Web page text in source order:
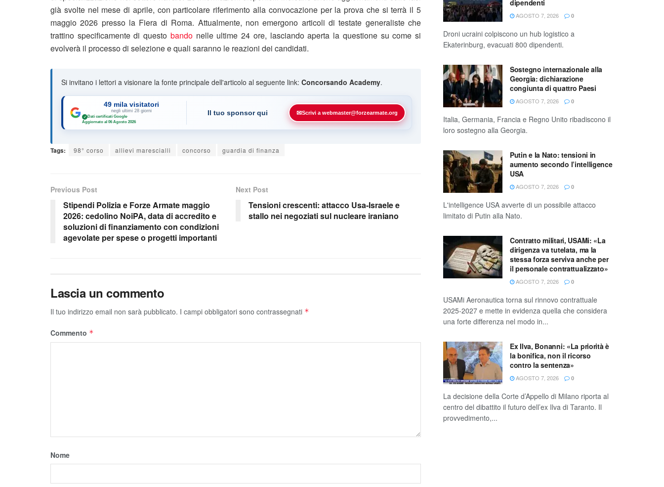
già svolte nel mese di aprile, con particolare riferimento alla convocazione per la prova che si terrà il 5
maggio 2026 presso la Fiera di Roma. Attualmente, non emergono articoli di testate generaliste che
trattino specificamente di questo bandonelle ultime 24 ore, lasciando aperta la questione su come si
evolverà il processo di selezione e quali saranno le reazioni dei candidati.
Si invitano i lettori a visionare la fonte principale dell'articolo al seguente link: Concorsando Academy.
49 mila visitatori
negli ultimi 28 giorni
✓ Dati certificati Google·
Aggiornato al 06 Agosto 2026
Il tuo sponsor qui ✉Scrivi a webmaster@forzearmate.org
Tags: 98° corso allievi marescialli concorso guardia di finanza
Previous Post
Stipendi Polizia e Forze Armate maggio
2026: cedolino NoiPA, data di accredito e
soluzioni di finanziamento con condizioni
agevolate per spese o progetti importanti
Next Post
Tensioni crescenti: attacco Usa-Israele e
stallo nei negoziati sul nucleare iraniano
Lascia un commento
Il tuo indirizzo email non sarà pubblicato. I campi obbligatori sono contrassegnati *
Commento *
Nome
dipendenti
AGOSTO 7, 2026 0
Droni ucraini colpiscono un hub logistico a
Ekaterinburg, evacuati 800 dipendenti.
Sostegno internazionale alla
Georgia: dichiarazione
congiunta di quattro Paesi
AGOSTO 7, 2026 0
Italia, Germania, Francia e Regno Unito ribadiscono il
loro sostegno alla Georgia.
Putin e la Nato: tensioni in
aumento secondo l’intelligence
USA
AGOSTO 7, 2026 0
L'intelligence USA avverte di un possibile attacco
limitato di Putin alla Nato.
Contratto militari, USAMi: «La
dirigenza va tutelata, ma la
stessa forza serviva anche per
il personale contrattualizzato»
AGOSTO 7, 2026 0
USAMi Aeronautica torna sul rinnovo contrattuale
2025-2027 e mette in evidenza quella che considera
una forte differenza nel modo in...
Ex Ilva, Bonanni: «La priorità è
la bonifica, non il ricorso
contro la sentenza»
AGOSTO 7, 2026 0
La decisione della Corte d’Appello di Milano riporta al
centro del dibattito il futuro dell’ex Ilva di Taranto. Il
provvedimento,...